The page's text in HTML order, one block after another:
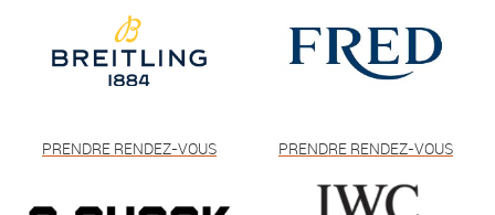
PRENDRE RENDEZ-VOUS PRENDRE RENDEZ-VOUS